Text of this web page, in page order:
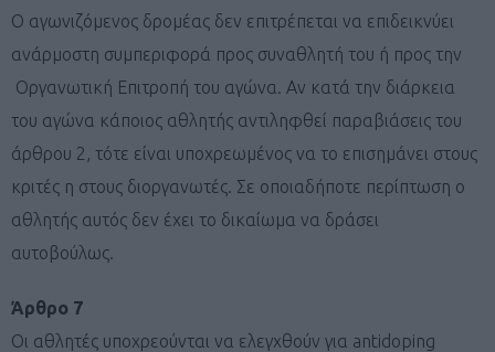
Ο αγωνιζόμενος δρομέας δεν επιτρέπεται να επιδεικνύει
ανάρμοστη συμπεριφορά προς συναθλητή του ή προς την
Οργανωτική Επιτροπή του αγώνα. Αν κατά την διάρκεια
του αγώνα κάποιος αθλητής αντιληφθεί παραβιάσεις του
άρθρου 2, τότε είναι υποχρεωμένος να το επισημάνει στους
κριτές η στους διοργανωτές. Σε οποιαδήποτε περίπτωση ο
αθλητής αυτός δεν έχει το δικαίωμα να δράσει
αυτοβούλως.
Άρθρο 7
Οι αθλητές υποχρεούνται να ελεγχθούν για antidoping